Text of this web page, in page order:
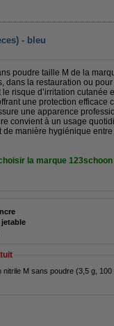
- bleu
poudre taille M de la
dans la restauration ou
risque d’irritation
une protection
une apparence
convient à un usage
manière hygiénique
la marque
M sans poudre (3,5 g,